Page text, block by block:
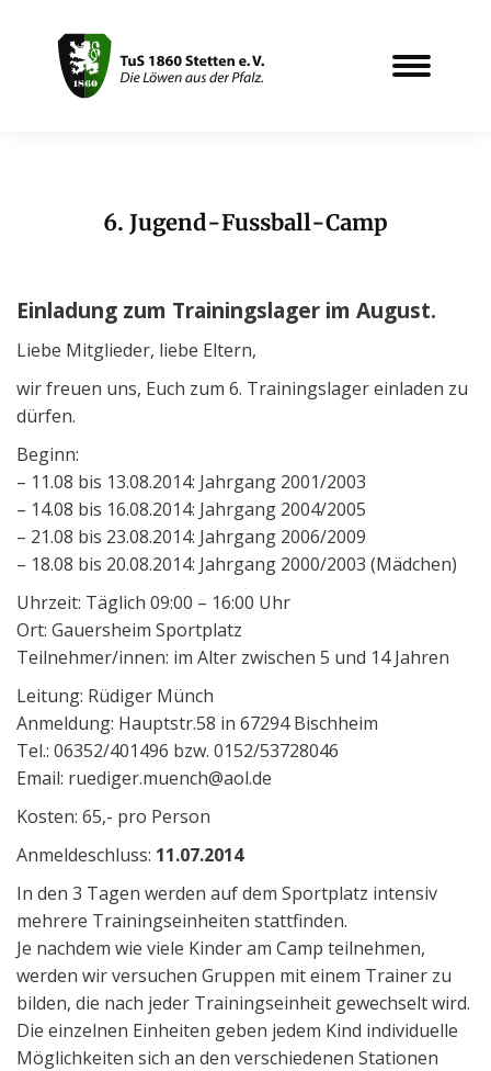
6. Jugend-Fussball-Camp
Einladung zum Trainingslager im August.
Liebe Mitglieder, liebe Eltern,
wir freuen uns, Euch zum 6. Trainingslager einladen zu
dürfen.
Beginn:
– 11.08 bis 13.08.2014: Jahrgang 2001/2003
– 14.08 bis 16.08.2014: Jahrgang 2004/2005
– 21.08 bis 23.08.2014: Jahrgang 2006/2009
– 18.08 bis 20.08.2014: Jahrgang 2000/2003 (Mädchen)
Uhrzeit: Täglich 09:00 – 16:00 Uhr
Ort: Gauersheim Sportplatz
Teilnehmer/innen: im Alter zwischen 5 und 14 Jahren
Leitung: Rüdiger Münch
Anmeldung: Hauptstr.58 in 67294 Bischheim
Tel.: 06352/401496 bzw. 0152/53728046
Email: ruediger.muench@aol.de
Kosten: 65,- pro Person
Anmeldeschluss: 11.07.2014
In den 3 Tagen werden auf dem Sportplatz intensiv
mehrere Trainingseinheiten stattfinden.
Je nachdem wie viele Kinder am Camp teilnehmen,
werden wir versuchen Gruppen mit einem Trainer zu
bilden, die nach jeder Trainingseinheit gewechselt wird.
Die einzelnen Einheiten geben jedem Kind individuelle
Möglichkeiten sich an den verschiedenen Stationen